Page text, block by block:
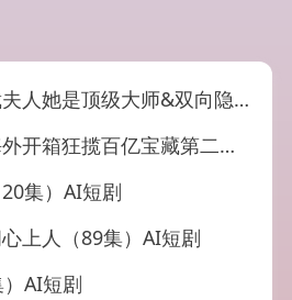
&双向隐藏总裁夫人她是顶级大师（78集）AI短剧
&集装箱盲盒海外开箱狂揽百亿宝藏第二季（61集）AI短剧
集）AI短剧
上人（89集）AI短剧
AI短剧